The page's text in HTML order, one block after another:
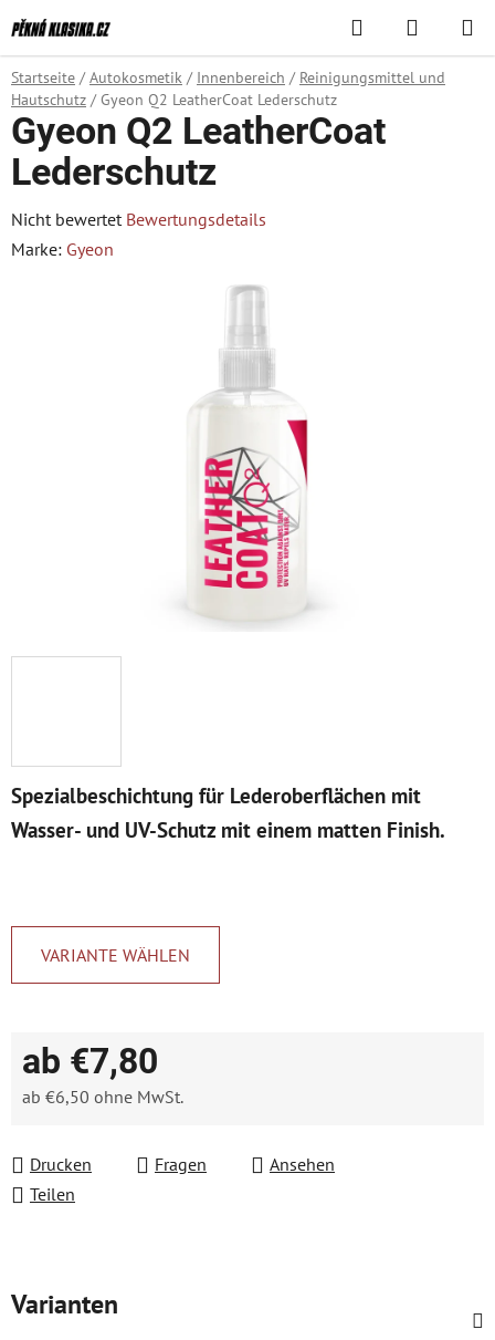
Inhalt
springen
Suchen
Startseite / Autokosmetik / Innenbereich / Reinigungsmittel und
Hautschutz / Gyeon Q2 LeatherCoat Lederschutz
Spezialbeschichtung für Lederoberflächen mit
Wasser- und UV-Schutz mit einem matten Finish.
VARIANTE WÄHLEN
ab €7,80
ab €6,50 ohne MwSt.
Drucken
Fragen
Ansehen
Teilen
Gyeon Q2 LeatherCoat
Lederschutz
Die
durchschnittliche
Nicht bewertet Bewertungsdetails
Marke: Gyeon
Varianten